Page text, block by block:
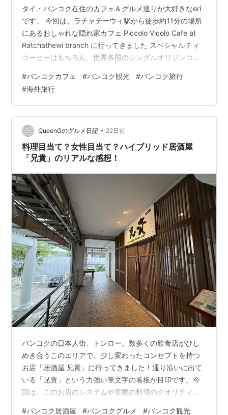
タイ・バンコク在住のカフェ＆グルメ巡りが大好きなeri
です。 今回は、ラチャテーウィ駅から徒歩約11分の場所
にあるおしゃれな隠れ家カフェ Piccolo Vicolo Cafe at
Ratchathewi branch に行ってきました スペシャルティ
コーヒーはもちろん、世界各国のシングルオリジンコー
たいお店リストに入っていたカフェ☕️ お店の情報 お店の
雰囲気 店内 カウンター テラス席 メニュー 注文したメニ
ュー 料金 まとめ お店の情報 店名：Piccolo Vicolo Cafe
at Ratchathewi branch 場所：G…
#バンコクカフェ #バンコク観光 #バンコク旅行
#海外旅行
QueenGのグルメ日記 • 22日前
料理目当て？女性目当て？ハイブリッド居酒屋
「兄貴」のリアルな感想！
バンコクの日本人街、トンロー。数多くの飲食店がひし
めき合うこのエリアで、少し変わったコンセプトを持つ
お店「居酒屋 兄貴」に行ってきました！通り沿いに出て
いる「兄貴」という力強い筆文字の看板が目印です。今
回は、このお店のシステムや実際の料理のクオリティに
#バンコク居酒屋 #バンコクグルメ #バンコク観光